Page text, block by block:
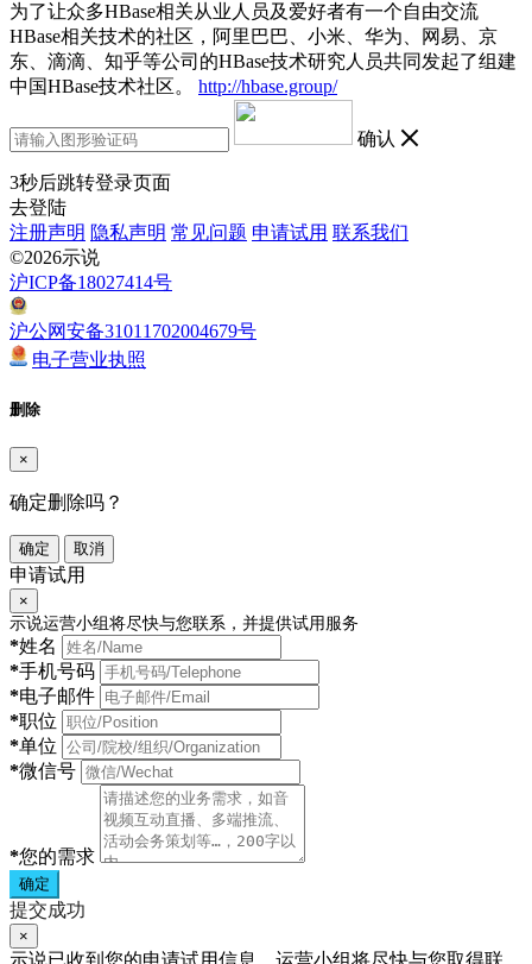
为了让众多HBase相关从业人员及爱好者有一个自由交流
HBase相关技术的社区，阿里巴巴、小米、华为、网易、京
东、滴滴、知乎等公司的HBase技术研究人员共同发起了组建
中国HBase技术社区。
http://hbase.group/
确认
3秒后跳转登录页面
去登陆
注册声明 隐私声明 常见问题 申请试用 联系我们
©2026示说
沪ICP备18027414号
沪公网安备31011702004679号
电子营业执照
删除
×
确定删除吗？
确定 取消
申请试用
×
示说运营小组将尽快与您联系，并提供试用服务
*姓名
*手机号码
*电子邮件
*职位
*单位
*微信号
*您的需求
确定
提交成功
×